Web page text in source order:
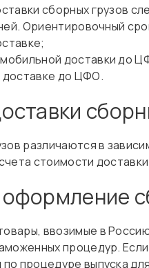
сборных грузов
Ориентировочный
доставки до
доставке до ЦФО.
различаются в
стоимости
ввозимые в
процедур.
процедуре выпуска